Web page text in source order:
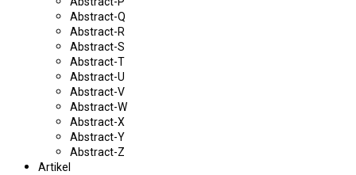
Abstract-Q
Abstract-R
Abstract-S
Abstract-T
Abstract-U
Abstract-V
Abstract-W
Abstract-X
Abstract-Y
Abstract-Z
Artikel